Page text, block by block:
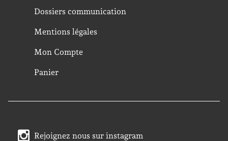
Dossiers communication
Mentions légales
Mon Compte
Panier
Rejoignez nous sur instagram